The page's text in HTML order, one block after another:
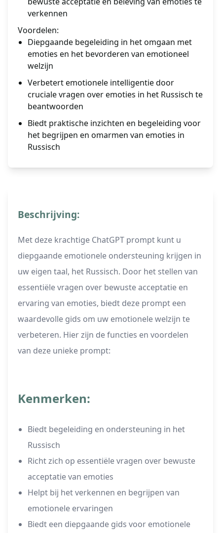
verkennen
Voordelen:
Diepgaande begeleiding in het omgaan met
emoties en het bevorderen van emotioneel
welzijn
Verbetert emotionele intelligentie door
cruciale vragen over emoties in het Russisch te
beantwoorden
Biedt praktische inzichten en begeleiding voor
het begrijpen en omarmen van emoties in
Russisch
Beschrijving:
Met deze krachtige ChatGPT prompt kunt u
diepgaande emotionele ondersteuning krijgen in
uw eigen taal, het Russisch. Door het stellen van
essentiële vragen over bewuste acceptatie en
ervaring van emoties, biedt deze prompt een
waardevolle gids om uw emotionele welzijn te
verbeteren. Hier zijn de functies en voordelen
van deze unieke prompt:
Kenmerken:
Biedt begeleiding en ondersteuning in het
Russisch
Richt zich op essentiële vragen over bewuste
acceptatie van emoties
Helpt bij het verkennen en begrijpen van
emotionele ervaringen
Biedt een diepgaande gids voor emotionele